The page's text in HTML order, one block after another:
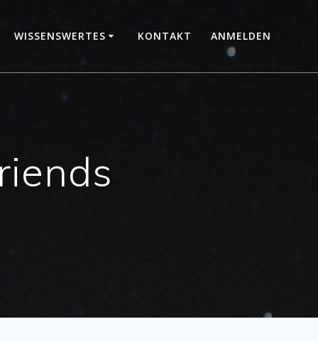
WISSENSWERTES KONTAKT ANMELDEN